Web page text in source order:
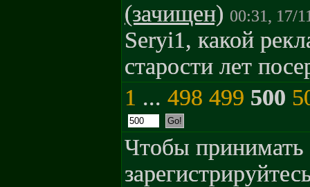
(зачищен) 00:31, 17/
Seryi1, какой
старости лет
1 ... 498 499 500
Чтобы принимать